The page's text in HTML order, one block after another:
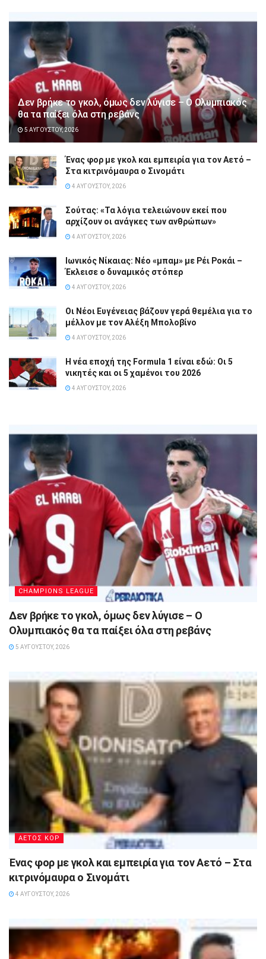
Δεν βρήκε το γκολ, όμως δεν λύγισε – Ο Ολυμπιακός
θα τα παίξει όλα στη ρεβάνς
5 ΑΥΓΟΎΣΤΟΥ, 2026
Ένας φορ με γκολ και εμπειρία για τον Αετό –
Στα κιτρινόμαυρα ο Σινομάτι
4 ΑΥΓΟΎΣΤΟΥ, 2026
Σούτας: «Τα λόγια τελειώνουν εκεί που
αρχίζουν οι ανάγκες των ανθρώπων»
4 ΑΥΓΟΎΣΤΟΥ, 2026
Ιωνικός Νίκαιας: Νέο «μπαμ» με Ρέι Ροκάι –
Έκλεισε ο δυναμικός στόπερ
4 ΑΥΓΟΎΣΤΟΥ, 2026
Οι Νέοι Ευγένειας βάζουν γερά θεμέλια για το
μέλλον με τον Αλέξη Μπολοβίνο
4 ΑΥΓΟΎΣΤΟΥ, 2026
Η νέα εποχή της Formula 1 είναι εδώ: Οι 5
νικητές και οι 5 χαμένοι του 2026
4 ΑΥΓΟΎΣΤΟΥ, 2026
CHAMPIONS LEAGUE
Δεν βρήκε το γκολ, όμως δεν λύγισε – Ο
Ολυμπιακός θα τα παίξει όλα στη ρεβάνς
5 ΑΥΓΟΎΣΤΟΥ, 2026
ΑΕΤΟΣ ΚΟΡ
Ένας φορ με γκολ και εμπειρία για τον Αετό – Στα
κιτρινόμαυρα ο Σινομάτι
4 ΑΥΓΟΎΣΤΟΥ, 2026